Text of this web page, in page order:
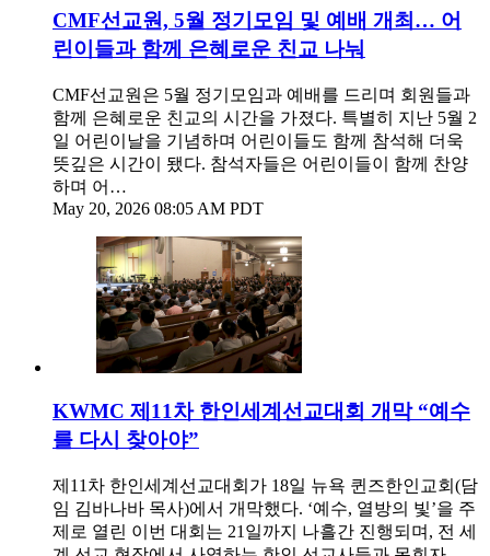
CMF선교원, 5월 정기모임 및 예배 개최… 어
린이들과 함께 은혜로운 친교 나눠
CMF선교원은 5월 정기모임과 예배를 드리며 회원들과
함께 은혜로운 친교의 시간을 가졌다. 특별히 지난 5월 2
일 어린이날을 기념하며 어린이들도 함께 참석해 더욱
뜻깊은 시간이 됐다. 참석자들은 어린이들이 함께 찬양
하며 어…
May 20, 2026 08:05 AM PDT
KWMC 제11차 한인세계선교대회 개막 “예수
를 다시 찾아야”
제11차 한인세계선교대회가 18일 뉴욕 퀸즈한인교회(담
임 김바나바 목사)에서 개막했다. ‘예수, 열방의 빛’을 주
제로 열린 이번 대회는 21일까지 나흘간 진행되며, 전 세